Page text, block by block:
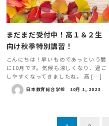
まだまだ受付中！高１＆２生
向け秋季特別講習！
こんにちは！早いものであっという間
に10月です。気候も涼しくなり、過ご
しやすくなってきましたね。 高 […]
日本教育総合学校 10月 1, 2023